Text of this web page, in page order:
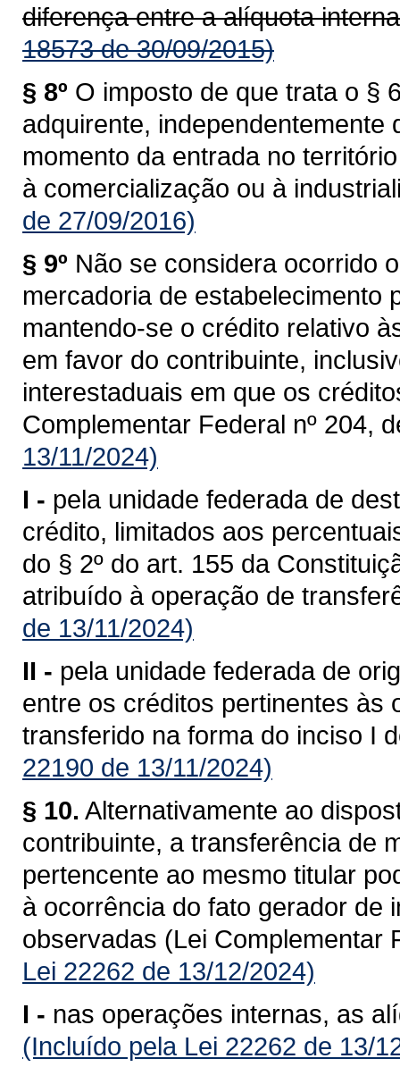
diferença entre a alíquota
18573 de 30/09/2015)
§ 8º O imposto de que trata o §
adquirente, independentemente
momento da entrada no
à comercialização ou à
de 27/09/2016)
§ 9º Não se considera ocorrido
mercadoria de estabelecimento
mantendo-se o crédito relativo
em favor do contribuinte,
interestaduais em que os
Complementar Federal nº 204,
13/11/2024)
I - pela unidade federada de
crédito, limitados aos
do § 2º do art. 155 da
atribuído à operação de
de 13/11/2024)
II - pela unidade federada de
entre os créditos pertinentes às
transferido na forma do inciso I
22190 de 13/11/2024)
§ 10. Alternativamente ao
contribuinte, a transferência de
pertencente ao mesmo titular
à ocorrência do fato gerador de
observadas (Lei Complementar
Lei 22262 de 13/12/2024)
I - nas operações internas, as
(Incluído pela Lei 22262 de 13/